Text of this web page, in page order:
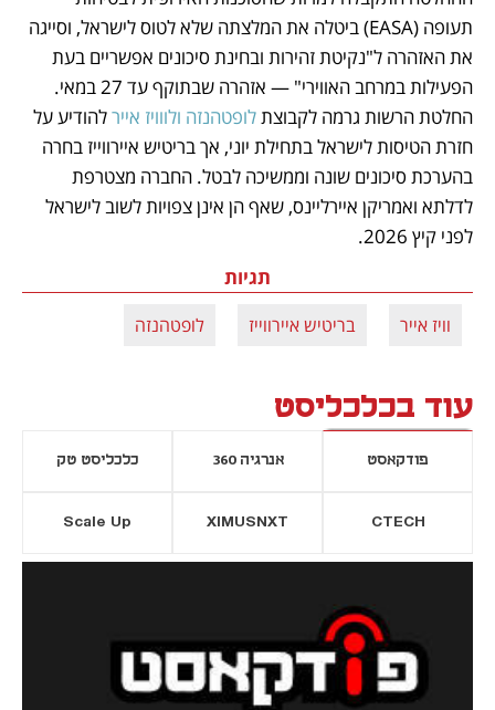
החלטת הרשות גרמה לקבוצת לופטהנזה ולווויז אייר
לפני קיץ 2026.
תגיות
וויז אייר בריטיש איירווייז לופטהנזה
עוד בכלכליסט
פודקאסט אנרגיה 360 כלכליסט טק
CTECH
XIMUSNXT
Scale Up
נפתח בכרטיסייה חדשה חדשה